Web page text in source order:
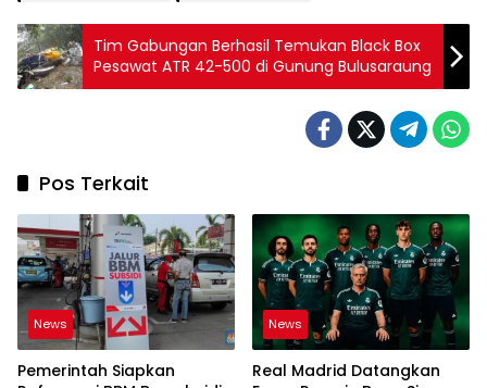
Tim Gabungan Berhasil Temukan Black Box
Pesawat ATR 42-500 di Gunung Bulusaraung
Pos Terkait
News
Pemerintah Siapkan
News
Real Madrid Datangkan